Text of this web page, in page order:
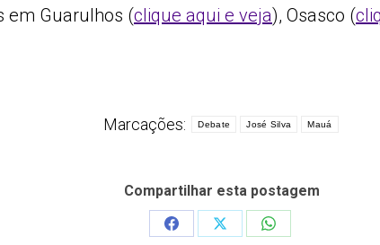
em Guarulhos (clique aqui e veja), Osasco (
Marcações: Debate José Silva Mauá
Compartilhar esta postagem
Share
Share
Share